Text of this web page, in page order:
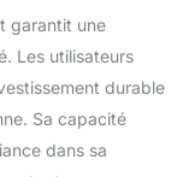
En plus
charges
à 3
garantit une
Les utilisateurs
durable
Sa capacité
dans sa